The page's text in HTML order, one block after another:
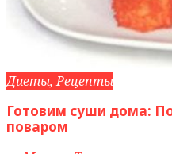
Диеты, Рецепты
Готовим суши дома:
поваром